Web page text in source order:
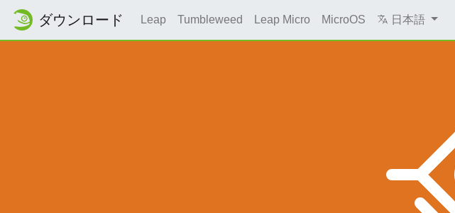
ダウンロード Leap Tumbleweed Leap Micro MicroOS 日本語